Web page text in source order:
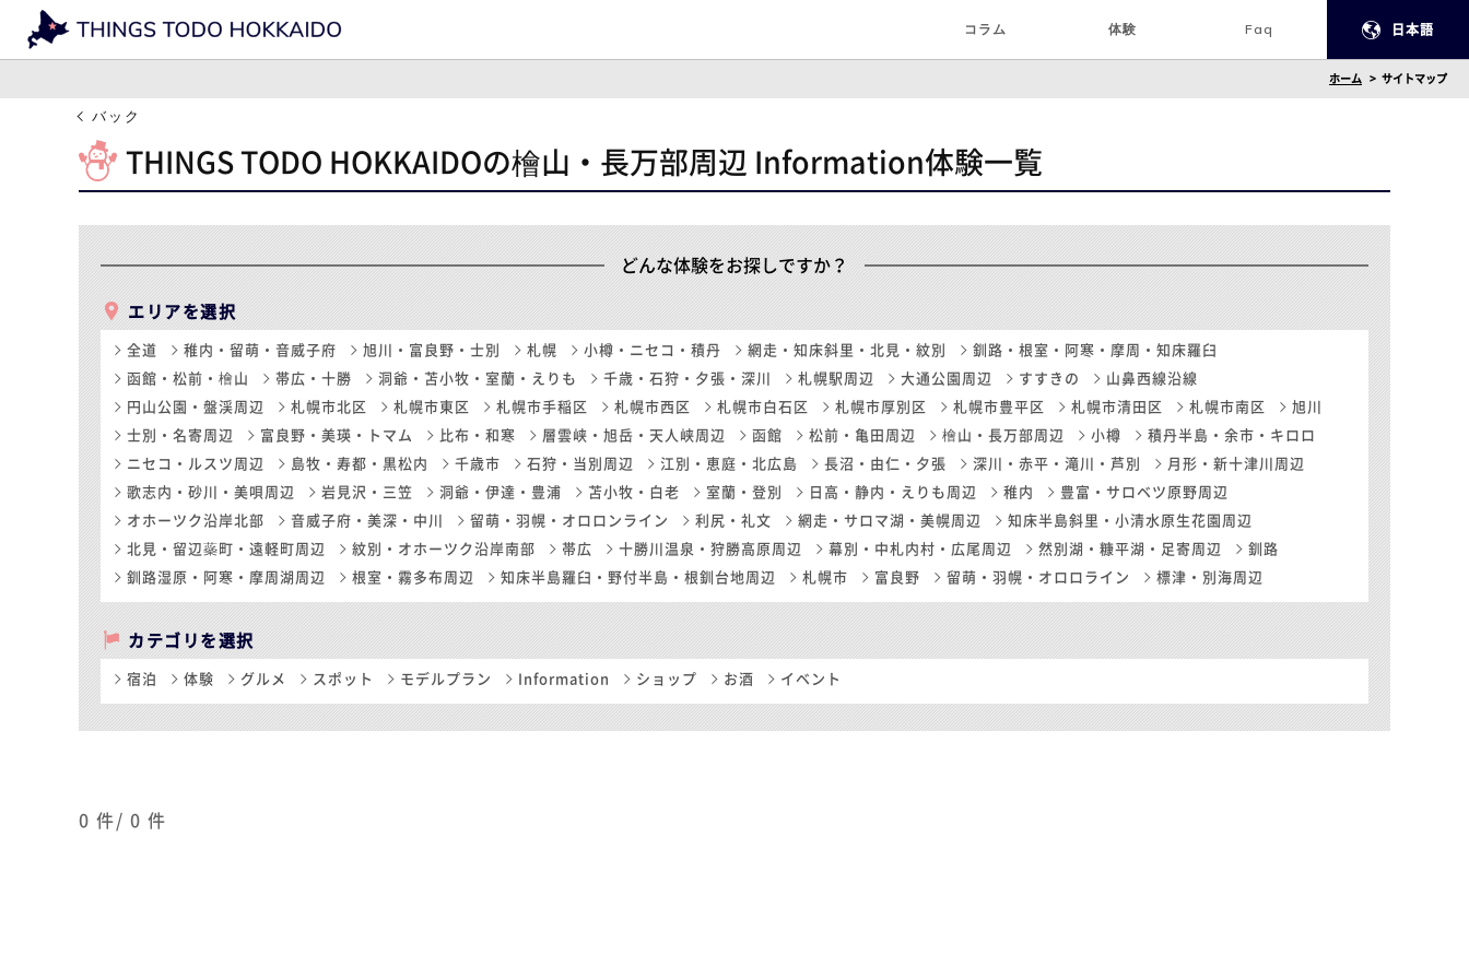
コラム 体験 Faq 日本語
ホーム サイトマップ
バック
THINGS TODO HOKKAIDOの檜山・長万部周辺 Information体験一覧
どんな体験をお探しですか？
エリアを選択
全道 稚内・留萌・音威子府 旭川・富良野・士別 札幌 小樽・ニセコ・積丹 網走・知床斜里・北見・紋別
釧路・根室・阿寒・摩周・知床羅臼
函館・松前・檜山
帯広・十勝 洞爺・苫小牧・室蘭・えりも 千歳・石狩・夕張・深川 札幌駅周辺 大通公園周辺 すすきの
山鼻西線沿線
円山公園・盤渓周辺
札幌市北区 札幌市東区 札幌市手稲区 札幌市西区 札幌市白石区 札幌市厚別区 札幌市豊平区 札幌市清田区 札幌市南区
旭川
士別・名寄周辺
富良野・美瑛・トマム 比布・和寒 層雲峡・旭岳・天人峡周辺 函館 松前・亀田周辺 檜山・長万部周辺 小樽
積丹半島・余市・キロロ
ニセコ・ルスツ周辺
島牧・寿都・黒松内 千歳市 石狩・当別周辺 江別・恵庭・北広島 長沼・由仁・夕張 深川・赤平・滝川・芦別
月形・新十津川周辺
歌志内・砂川・美唄周辺
岩見沢・三笠 洞爺・伊達・豊浦 苫小牧・白老 室蘭・登別 日高・静内・えりも周辺 稚内
豊富・サロベツ原野周辺
オホーツク沿岸北部
音威子府・美深・中川 留萌・羽幌・オロロンライン 利尻・礼文 網走・サロマ湖・美幌周辺
知床半島斜里・小清水原生花園周辺
北見・留辺蘂町・遠軽町周辺
紋別・オホーツク沿岸南部 帯広 十勝川温泉・狩勝高原周辺 幕別・中札内村・広尾周辺 然別湖・糠平湖・足寄周辺
釧路
釧路湿原・阿寒・摩周湖周辺
根室・霧多布周辺 知床半島羅臼・野付半島・根釧台地周辺 札幌市 富良野 留萌・羽幌・オロロライン 標津・別海周辺
カテゴリを選択
宿泊 体験 グルメ スポット モデルプラン Information ショップ お酒 イベント
0 件/ 0 件